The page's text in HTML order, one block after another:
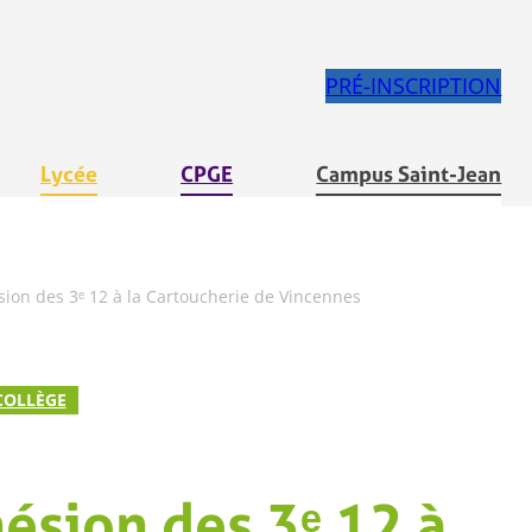
PRÉ-INSCRIPTION
Lycée CPGE Campus Saint-Jean
des 3ᵉ 12 à la Cartoucherie de Vincennes